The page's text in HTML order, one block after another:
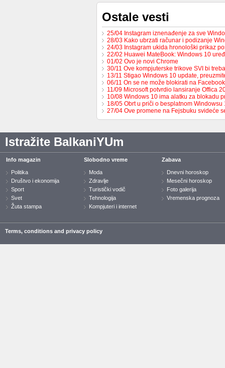
Ostale vesti
25/04 Instagram iznenađenje za sve
28/03 Kako ubrzati računar i podizanje
24/03 Instagram ukida hronološki prikaz
22/02 Huawei MateBook: Windows 10
01/02 Ovo je novi Chrome
30/11 Ove kompjuterske trikove SVI bi
13/11 Stigao Windows 10 update,
06/11 On se ne može blokirati na
11/09 Microsoft potvrdio lansiranje Offica
10/08 Windows 10 ima alatku za blokadu
18/05 Obrt u priči o besplatnom Windowsu
27/04 Ove promene na Fejsbuku svideće
Istražite BalkaniYUm
Info magazin
Politika
Društvo i ekonomija
Sport
Svet
Žuta stampa
Slobodno vreme
Moda
Zdravlje
Turistički vodič
Tehnologija
Kompjuteri i internet
Zabava
Dnevni horoskop
Mesečni horoskop
Foto galerija
Vremenska prognoza
Terms, conditions and privacy policy